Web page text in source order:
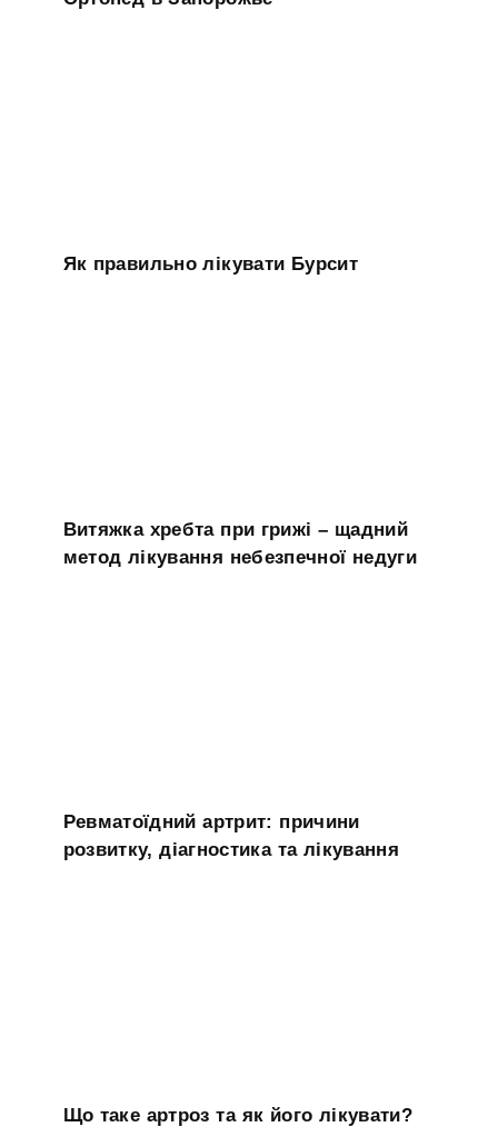
Як правильно лікувати Бурсит
Витяжка хребта при грижі – щадний
метод лікування небезпечної недуги
Ревматоїдний артрит: причини
розвитку, діагностика та лікування
Що таке артроз та як його лікувати?